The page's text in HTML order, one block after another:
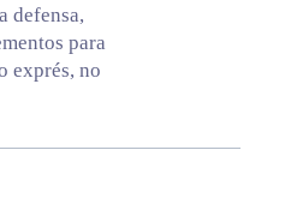
defensa,
para
exprés, no